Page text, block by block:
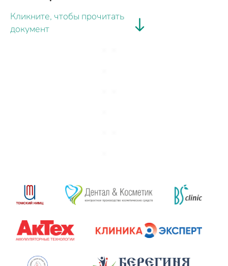
Кликните, чтобы прочитать
документ